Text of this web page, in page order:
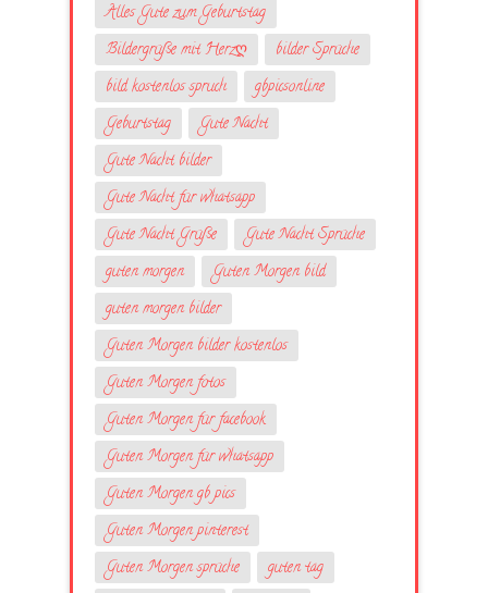
Alles Gute zum Geburtstag
Bildergrüße mit Herzღ
bilder Sprüche
bild kostenlos spruch
gbpicsonline
Geburtstag
Gute Nacht
Gute Nacht bilder
Gute Nacht für whatsapp
Gute Nacht Grüße
Gute Nacht Sprüche
guten morgen
Guten Morgen bild
guten morgen bilder
Guten Morgen bilder kostenlos
Guten Morgen fotos
Guten Morgen für facebook
Guten Morgen für whatsapp
Guten Morgen gb pics
Guten Morgen pinterest
Guten Morgen sprüche
guten tag